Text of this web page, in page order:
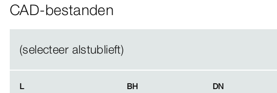
CAD-bestanden
(selecteer alstublieft)
L BH DN
L BH DN